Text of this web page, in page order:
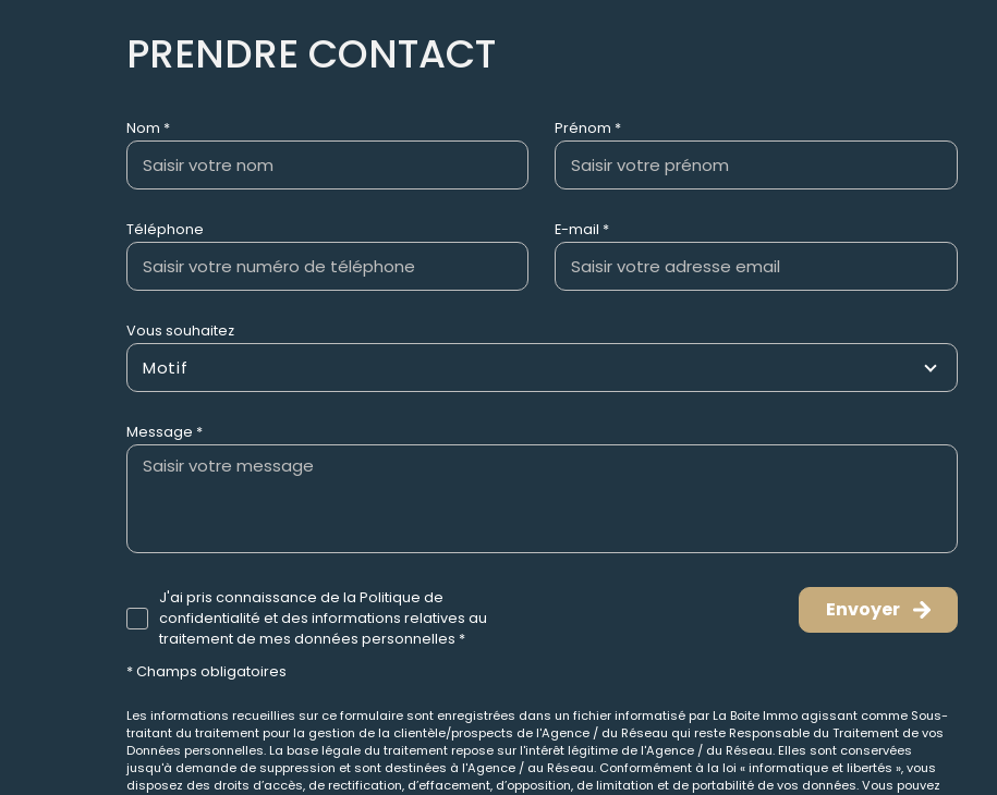
PRENDRE CONTACT
Nom * Prénom *
Téléphone E-mail *
Vous souhaitez
Motif
Message *
J'ai pris connaissance de la Politique de
confidentialité et des informations relatives au
traitement de mes données personnelles *
* Champs obligatoires
Envoyer
Les informations recueillies sur ce formulaire sont enregistrées dans un fichier informatisé par La Boite Immo agissant comme Sous-
traitant du traitement pour la gestion de la clientèle/prospects de l'Agence / du Réseau qui reste Responsable du Traitement de vos
Données personnelles. La base légale du traitement repose sur l'intérêt légitime de l'Agence / du Réseau. Elles sont conservées
jusqu'à demande de suppression et sont destinées à l'Agence / au Réseau. Conformément à la loi « informatique et libertés », vous
disposez des droits d’accès, de rectification, d’effacement, d’opposition, de limitation et de portabilité de vos données. Vous pouvez